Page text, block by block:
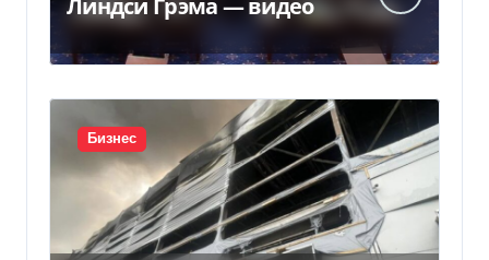
Линдси Грэма — видео
Бизнес